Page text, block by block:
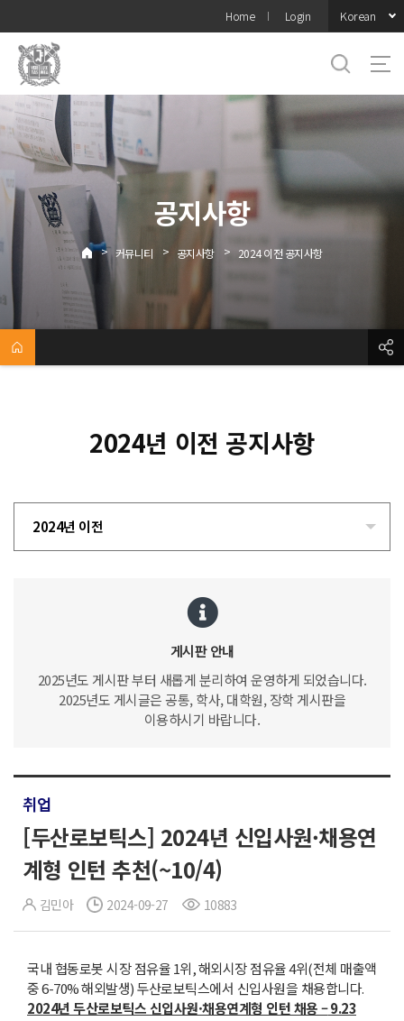
메뉴
Home Login Korean
공지사항
> 커뮤니티 > 공지사항 > 2024 이전 공지사항
2024년 이전 공지사항
2024년 이전
게시판 안내
2025년도 게시판 부터 새롭게 분리하여 운영하게 되었습니다.
2025년도 게시글은 공통, 학사, 대학원, 장학 게시판을
이용하시기 바랍니다.
취업
[두산로보틱스] 2024년 신입사원·채용연
계형 인턴 추천(~10/4)
김민아 2024-09-27 10883
국내 협동로봇 시장 점유율1위,해외시장 점유율4위(전체 매출액
중6-70%해외발생)두산로보틱스에서 신입사원을 채용합니다.
2024년 두산로보틱스 신입사원·채용연계형 인턴 채용 –9.23